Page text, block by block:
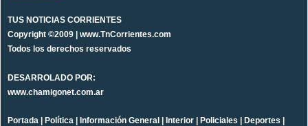
TUS NOTICIAS CORRIENTES
Copyright ©2009 | www.TnCorrientes.com
Todos los derechos reservados
DESARROLADO POR:
www.chamigonet.com.ar
Portada Política Información General Interior Policiales Deportes